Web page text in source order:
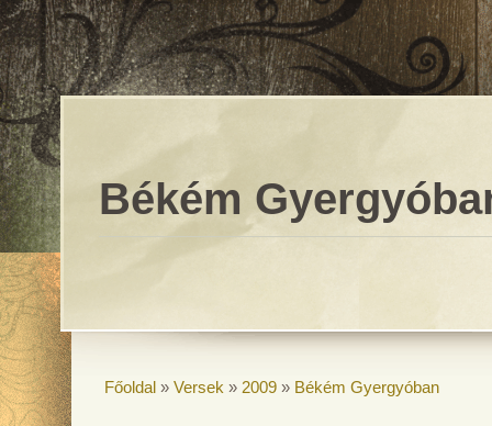
Békém
Főoldal » Versek » 2009 » Békém Gyergyóban